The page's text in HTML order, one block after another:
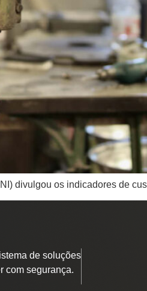
divulgou os indicadores de
de soluções
com segurança.